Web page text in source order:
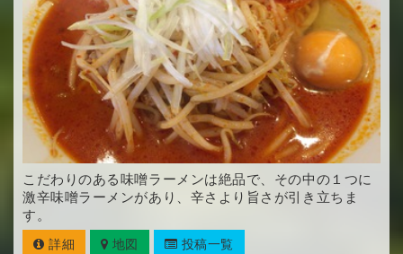
こだわりのある味噌ラーメンは絶品で、その中の１つに
激辛味噌ラーメンがあり、辛さより旨さが引き立ちま
す。
詳細 地図 投稿一覧